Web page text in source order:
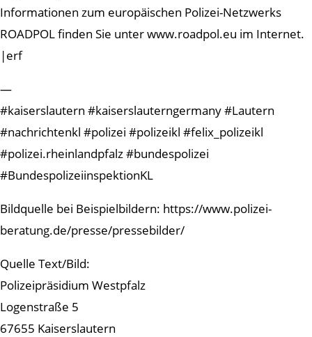
Informationen zum europäischen Polizei-Netzwerks
ROADPOL finden Sie unter www.roadpol.eu im Internet.
|erf
—
#kaiserslautern #kaiserslauterngermany #Lautern
#nachrichtenkl #polizei #polizeikl #felix_polizeikl
#polizei.rheinlandpfalz #bundespolizei
#BundespolizeiinspektionKL
Bildquelle bei Beispielbildern: https://www.polizei-
beratung.de/presse/pressebilder/
Quelle Text/Bild:
Polizeipräsidium Westpfalz
Logenstraße 5
67655 Kaiserslautern